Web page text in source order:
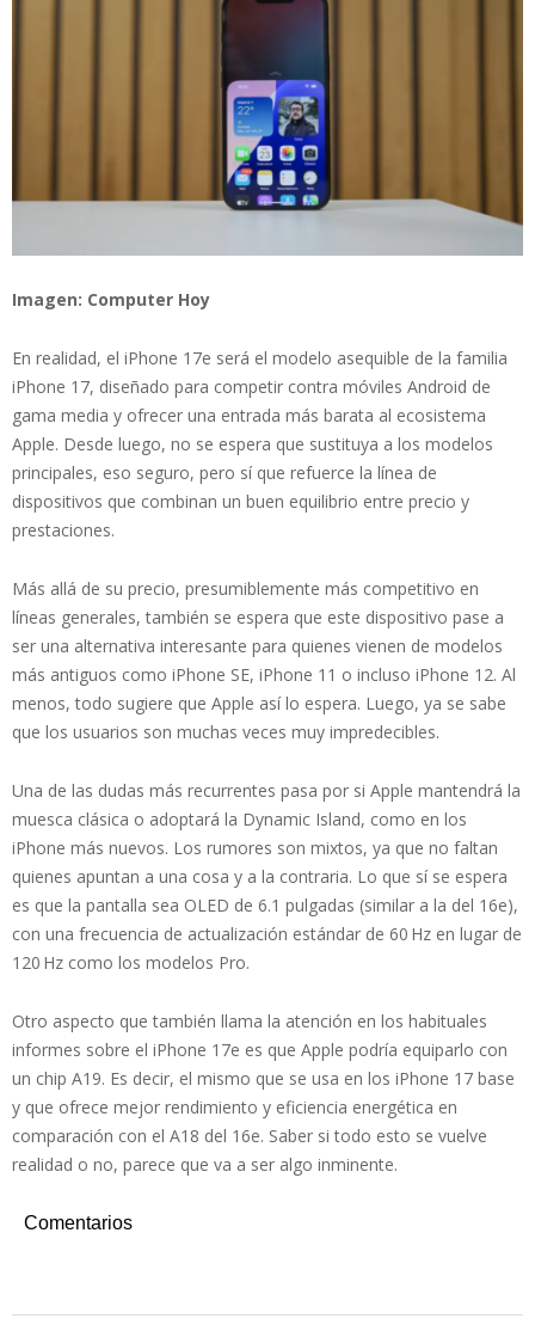
Imagen: Computer Hoy
En realidad, el iPhone 17e será el modelo asequible de la familia
iPhone 17, diseñado para competir contra móviles Android de
gama media y ofrecer una entrada más barata al ecosistema
Apple. Desde luego, no se espera que sustituya a los modelos
principales, eso seguro, pero sí que refuerce la línea de
dispositivos que combinan un buen equilibrio entre precio y
prestaciones.
Más allá de su precio, presumiblemente más competitivo en
líneas generales, también se espera que este dispositivo pase a
ser una alternativa interesante para quienes vienen de modelos
más antiguos como iPhone SE, iPhone 11 o incluso iPhone 12. Al
menos, todo sugiere que Apple así lo espera. Luego, ya se sabe
que los usuarios son muchas veces muy impredecibles.
Una de las dudas más recurrentes pasa por si Apple mantendrá la
muesca clásica o adoptará la Dynamic Island, como en los
iPhone más nuevos. Los rumores son mixtos, ya que no faltan
quienes apuntan a una cosa y a la contraria. Lo que sí se espera
es que la pantalla sea OLED de 6.1 pulgadas (similar a la del 16e),
con una frecuencia de actualización estándar de 60 Hz en lugar de
120 Hz como los modelos Pro.
Otro aspecto que también llama la atención en los habituales
informes sobre el iPhone 17e es que Apple podría equiparlo con
un chip A19. Es decir, el mismo que se usa en los iPhone 17 base
y que ofrece mejor rendimiento y eficiencia energética en
comparación con el A18 del 16e. Saber si todo esto se vuelve
realidad o no, parece que va a ser algo inminente.
Comentarios